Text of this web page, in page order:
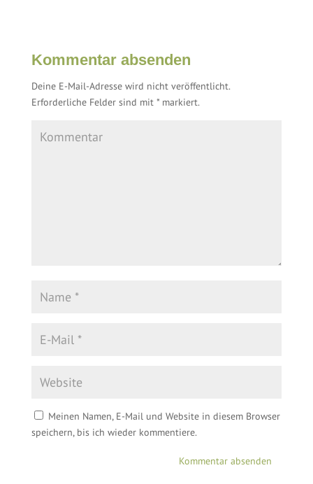
Kommentar absenden
Deine E-Mail-Adresse wird nicht veröffentlicht.
Erforderliche Felder sind mit *markiert.
Meinen Namen, E-Mail und Website in diesem Browser
speichern, bis ich wieder kommentiere.